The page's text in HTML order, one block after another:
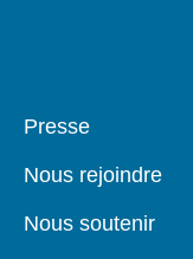
Pied
Presse
Nous rejoindre
Nous soutenir